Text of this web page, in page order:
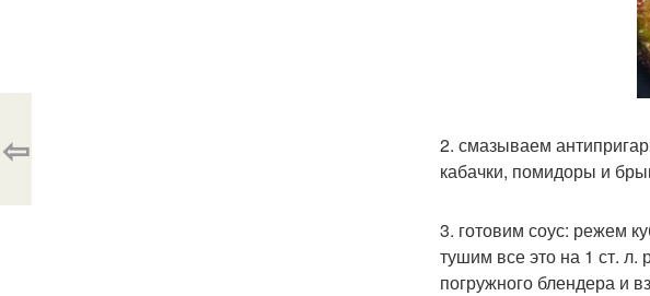
2. смазываем
кабачки, помидоры и
3. готовим соус: режем
тушим все это на 1 ст.
погружного блендера и
⇦